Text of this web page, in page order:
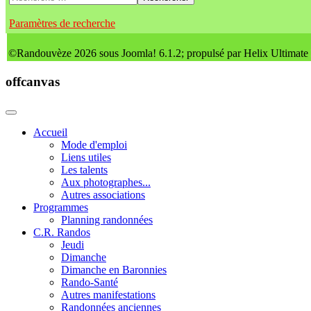
Paramètres de recherche
©Randouvèze 2026 sous Joomla! 6.1.2; propulsé par Helix Ultimate
offcanvas
Accueil
Mode d'emploi
Liens utiles
Les talents
Aux photographes...
Autres associations
Programmes
Planning randonnées
C.R. Randos
Jeudi
Dimanche
Dimanche en Baronnies
Rando-Santé
Autres manifestations
Randonnées anciennes